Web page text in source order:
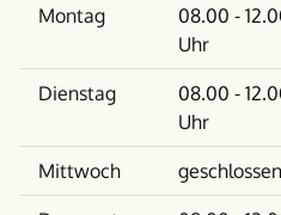
Wochentag Vormittag
Montag
08.00 -
Uhr
Dienstag
08.00 -
Uhr
Mittwoch geschlossen